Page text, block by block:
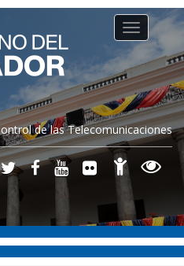
de las Telecomunicaciones
Toggle
navigation